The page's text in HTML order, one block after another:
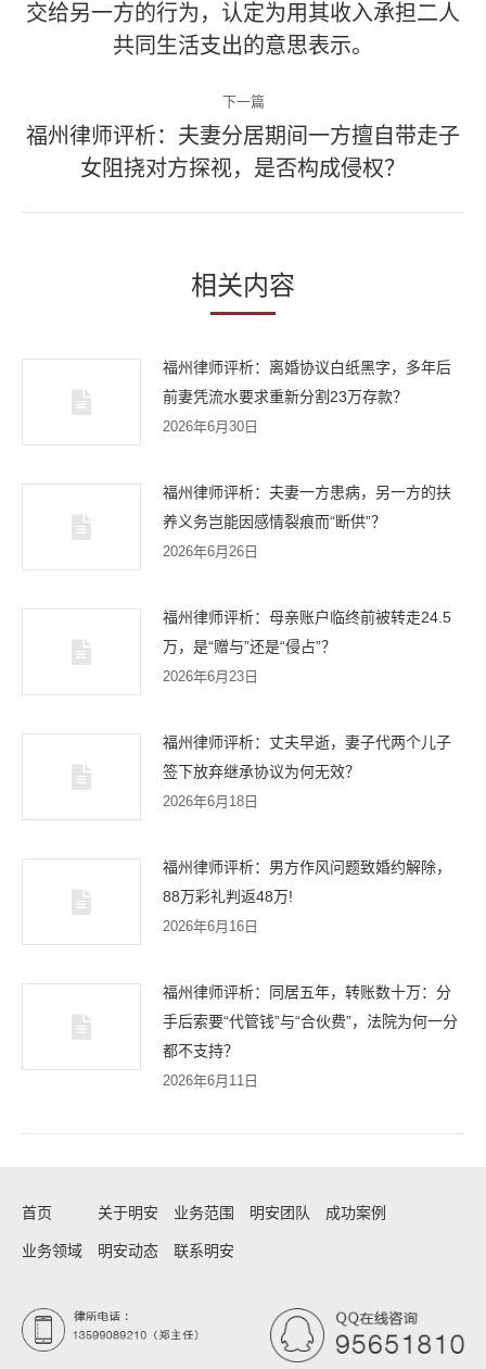
导
上
一
文
章：
交给另一方的行为，认定为用其收入承担二人
共同生活支出的意思表示。
下一篇
下
一
篇
章：
福州律师评析：夫妻分居期间一方擅自带走子
女阻挠对方探视，是否构成侵权？
相关内容
福州律师评析：离婚协议白纸黑字，多年后
前妻凭流水要求重新分割23万存款？
2026年6月30日
福州律师评析：夫妻一方患病，另一方的扶
养义务岂能因感情裂痕而“断供”？
2026年6月26日
福州律师评析：母亲账户临终前被转走24.5
万，是“赠与”还是“侵占”？
2026年6月23日
福州律师评析：丈夫早逝，妻子代两个儿子
签下放弃继承协议为何无效？
2026年6月18日
福州律师评析：男方作风问题致婚约解除，
88万彩礼判返48万!
2026年6月16日
福州律师评析：同居五年，转账数十万：分
手后索要“代管钱”与“合伙费”，法院为何一分
都不支持？
2026年6月11日
首页 关于明安 业务范围 明安团队 成功案例
业务领域 明安动态 联系明安